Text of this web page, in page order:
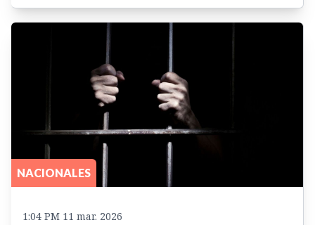
NACIONALES
1:04 PM 11 mar. 2026